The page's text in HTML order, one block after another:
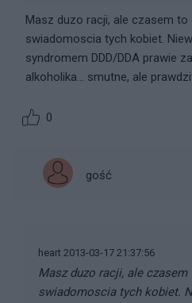
Masz duzo racji, ale czasem to
swiadomoscia tych kobiet.
syndromem DDD/DDA prawie
alkoholika... smutne, ale
0
gość
heart 2013-03-17 21:37:56
Masz duzo racji, ale
swiadomoscia tych kobiet.